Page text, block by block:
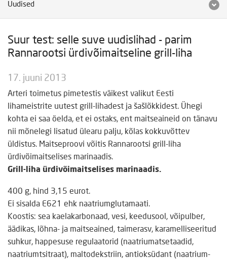
Uudised
Suur test: selle suve uudislihad - parim
Rannarootsi ürdivõimaitseline grill-liha
17. juuni 2013
Arteri toimetus pimetestis väikest valikut Eesti
lihameistrite uutest grill-lihadest ja šašlõkkidest. Ühegi
kohta ei saa öelda, et ei ostaks, ent maitseaineid on tänavu
nii mõnelegi lisatud ülearu palju, kõlas kokkuvõttev
üldistus. Maitseproovi võitis Rannarootsi grill-liha
ürdivõimaitselises marinaadis.
Grill-liha ürdivõimaitselises marinaadis.
400 g, hind 3,15 eurot.
Ei sisalda E621 ehk naatriumglutamaati.
Koostis: sea kaelakarbonaad, vesi, keedusool, võipulber,
äädikas, lõhna- ja maitseained, taimerasv, karamelliseeritud
suhkur, happesuse regulaatorid (naatriumatsetaadid,
naatriumtsitraat), maltodekstriin, antioksüdant (naatrium­